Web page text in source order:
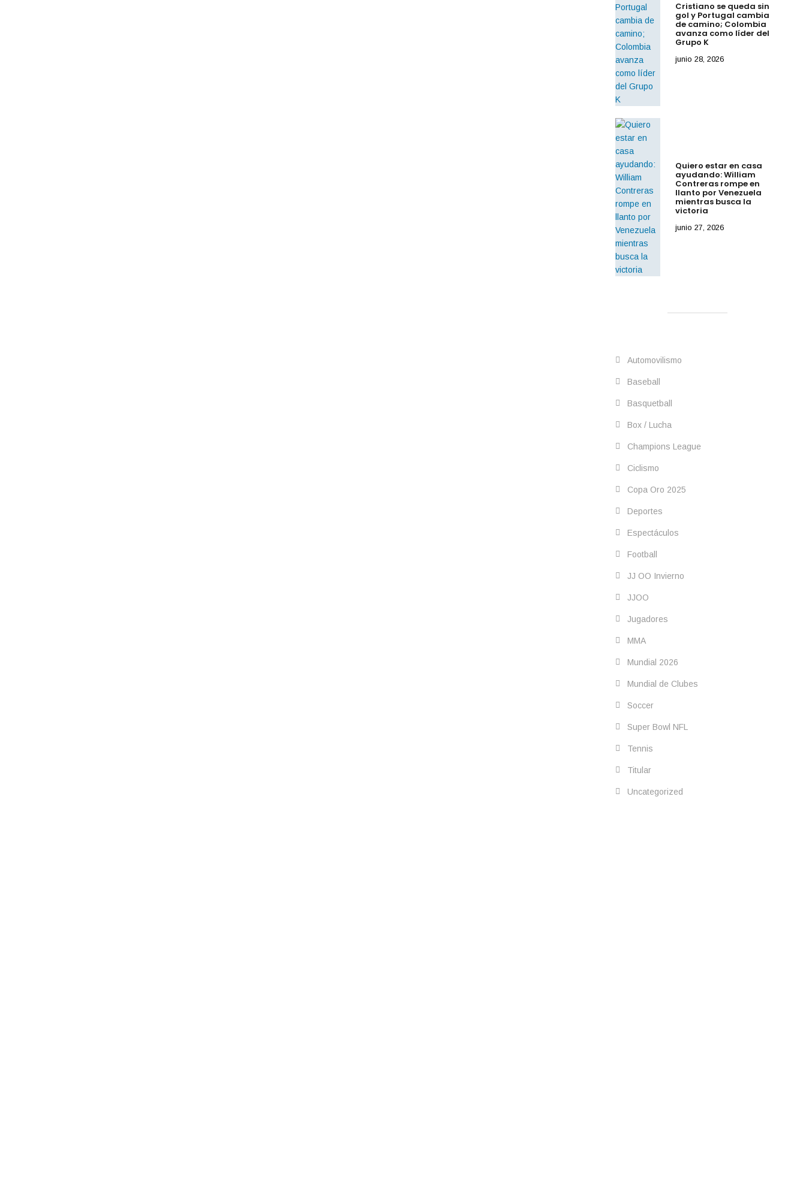
Cristiano se queda sin
gol y Portugal cambia
de camino; Colombia
avanza como líder del
Grupo K
junio 28, 2026
Quiero estar en casa
ayudando: William
Contreras rompe en
llanto por Venezuela
mientras busca la
victoria
junio 27, 2026
Automovilismo
Baseball
Basquetball
Box / Lucha
Champions League
Ciclismo
Copa Oro 2025
Deportes
Espectáculos
Football
JJ OO Invierno
JJOO
Jugadores
MMA
Mundial 2026
Mundial de Clubes
Soccer
Super Bowl NFL
Tennis
Titular
Uncategorized